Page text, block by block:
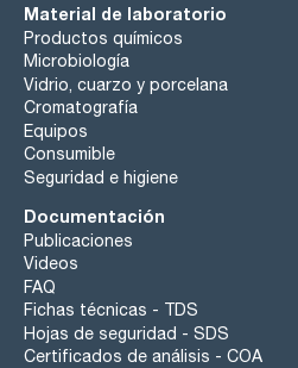
Material de laboratorio
Productos químicos
Microbiología
Vidrio, cuarzo y porcelana
Cromatografía
Equipos
Consumible
Seguridad e higiene
Documentación
Publicaciones
Videos
FAQ
Fichas técnicas - TDS
Hojas de seguridad - SDS
Certificados de análisis - COA